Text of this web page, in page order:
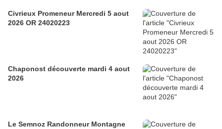
Civrieux Promeneur Mercredi 5 aout
2026 OR 24020223
Chaponost découverte mardi 4 aout
2026
Le Semnoz Randonneur Montagne